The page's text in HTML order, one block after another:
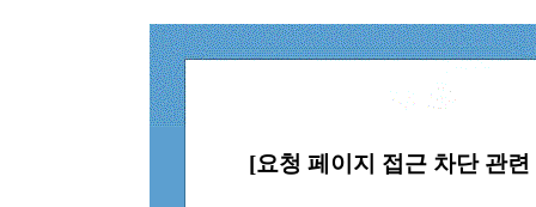
[요청 페이지 접근 차단 관